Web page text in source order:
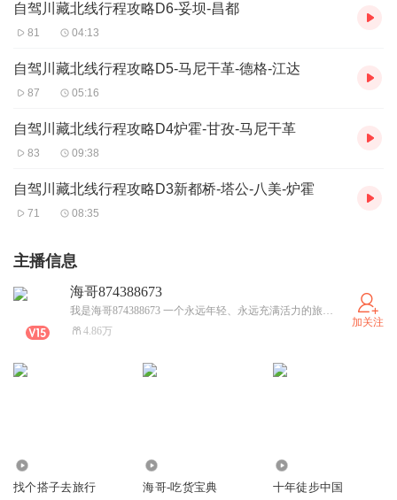
自驾川藏北线行程攻略D6-妥坝-昌都
81 04:13
自驾川藏北线行程攻略D5-马尼干革-德格-江达
87 05:16
自驾川藏北线行程攻略D4炉霍-甘孜-马尼干革
83 09:38
自驾川藏北线行程攻略D3新都桥-塔公-八美-炉霍
71 08:35
主播信息
海哥874388673
我是海哥874388673 一个永远年轻、永远充满活力的旅行达人！我热爱探索未知的世界，无论是繁华都市的喧嚣，还是荒野山林的宁静，都让我深深着迷。我不仅是一名旅行家，更是一位美食家，能在各地寻觅到最地道的美味；同时，我还是一名荒野求生家，能在大自然中找到生存的智慧；我倡导回归山林，希望更多人能感受自然的魅力；我也是情感咨询旅行治愈家，愿意陪伴每一位在旅途中心灵疲惫的你，一起寻找内心的宁静！ 现在，我面向全国的粉丝朋友寻找一位志同道合的人生伴侣！一起踏上崭新的人生旅程，去感受世界的广阔与美好。让余生更有意义！昵称的数字就是我的喂信！期待与有缘人相遇！
4.86万
加关注
找个搭子去旅行 海哥-吃货宝典 十年徒步中国